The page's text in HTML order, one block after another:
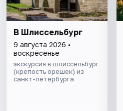
В Шлиссельбург
9 августа 2026 •
воскресенье
экскурсия в шлиссельбург
(крепость орешек) из
санкт-петербурга